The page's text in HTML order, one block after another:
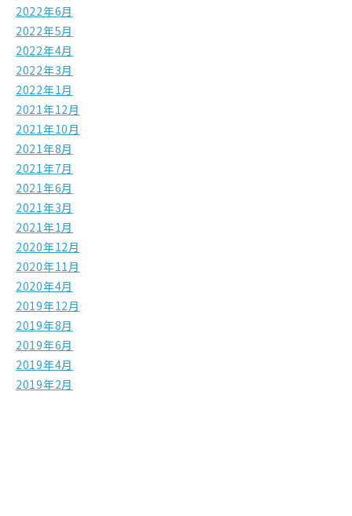
2022年6月
2022年5月
2022年4月
2022年3月
2022年1月
2021年12月
2021年10月
2021年8月
2021年7月
2021年6月
2021年3月
2021年1月
2020年12月
2020年11月
2020年4月
2019年12月
2019年8月
2019年6月
2019年4月
2019年2月